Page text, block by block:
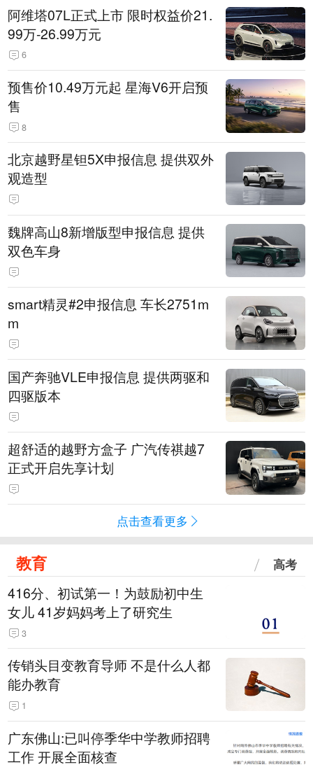
阿维塔07L正式上市 限时权益价21.
99万-26.99万元
6
预售价10.49万元起 星海V6开启预
售
8
北京越野星钽5X申报信息 提供双外
观造型
魏牌高山8新增版型申报信息 提供
双色车身
smart精灵#2申报信息 车长2751m
m
国产奔驰VLE申报信息 提供两驱和
四驱版本
超舒适的越野方盒子 广汽传祺越7
正式开启先享计划
点击查看更多
教育 高考
416分、初试第一！为鼓励初中生
女儿 41岁妈妈考上了研究生
3
传销头目变教育导师 不是什么人都
能办教育
1
广东佛山:已叫停季华中学教师招聘
工作 开展全面核查